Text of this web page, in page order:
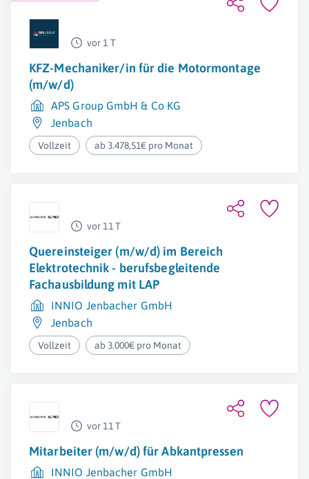
vor 1 T
KFZ-Mechaniker/in für die Motormontage
(m/w/d)
APS Group GmbH & Co KG
Jenbach
Vollzeit ab 3.478,51€ pro Monat
vor 11 T
Quereinsteiger (m/w/d) im Bereich
Elektrotechnik - berufsbegleitende
Fachausbildung mit LAP
INNIO Jenbacher GmbH
Jenbach
Vollzeit ab 3.000€ pro Monat
vor 11 T
Mitarbeiter (m/w/d) für Abkantpressen
INNIO Jenbacher GmbH